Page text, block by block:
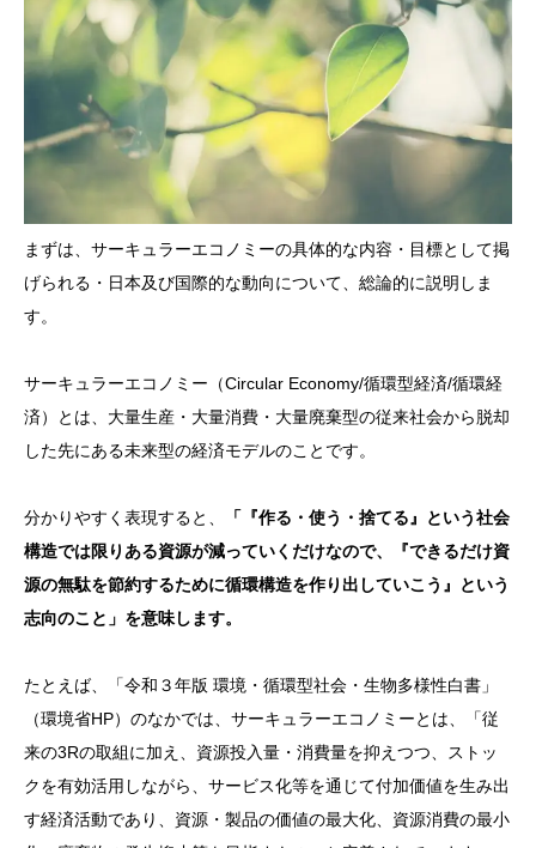
まずは、サーキュラーエコノミーの具体的な内容・目標として掲
げられる・日本及び国際的な動向について、総論的に説明しま
す。
サーキュラーエコノミー（Circular Economy/循環型経済/循環経
済）とは、大量生産・大量消費・大量廃棄型の従来社会から脱却
した先にある未来型の経済モデルのことです。
分かりやすく表現すると、
「『作る・使う・捨てる』という社会
構造では限りある資源が減っていくだけなので、『できるだけ資
源の無駄を節約するために循環構造を作り出していこう』という
志向のこと」を意味します。
たとえば、「令和３年版 環境・循環型社会・生物多様性白書」
（環境省HP）のなかでは、サーキュラーエコノミーとは、「従
来の3Rの取組に加え、資源投入量・消費量を抑えつつ、ストッ
クを有効活用しながら、サービス化等を通じて付加価値を生み出
す経済活動であり、資源・製品の価値の最大化、資源消費の最小